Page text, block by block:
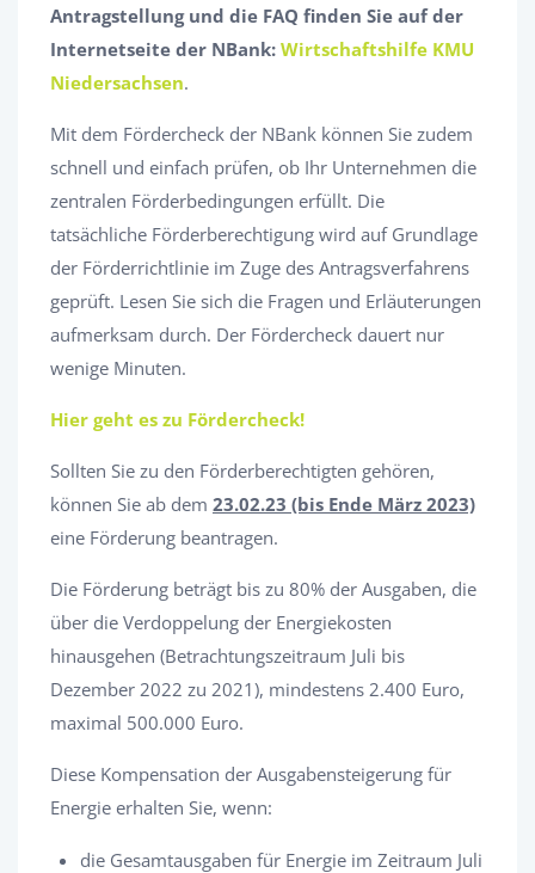
Antragstellung und die FAQ finden Sie auf der
Internetseite der NBank: Wirtschaftshilfe KMU
Niedersachsen.
Mit dem Fördercheck der NBank können Sie zudem
schnell und einfach prüfen, ob Ihr Unternehmen die
zentralen Förderbedingungen erfüllt. Die
tatsächliche Förderberechtigung wird auf Grundlage
der Förderrichtlinie im Zuge des Antragsverfahrens
geprüft. Lesen Sie sich die Fragen und Erläuterungen
aufmerksam durch. Der Fördercheck dauert nur
wenige Minuten.
Hier geht es zu Fördercheck!
Sollten Sie zu den Förderberechtigten gehören,
können Sie ab dem 23.02.23 (bis Ende März 2023)
eine Förderung beantragen.
Die Förderung beträgt bis zu 80% der Ausgaben, die
über die Verdoppelung der Energiekosten
hinausgehen (Betrachtungszeitraum Juli bis
Dezember 2022 zu 2021), mindestens 2.400 Euro,
maximal 500.000 Euro.
Diese Kompensation der Ausgabensteigerung für
Energie erhalten Sie, wenn:
die Gesamtausgaben für Energie im Zeitraum Juli